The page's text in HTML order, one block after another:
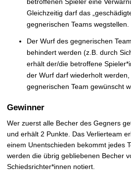
Gleichzeitig darf das
gegnerischen Teams wegstellen.
Der Wurf des gegnerischen
behindert werden (z.B. durch
erhält der/die betroffene
der Wurf darf wiederholt
gegnerischen Team gewünscht
Gewinner
Wer zuerst alle Becher des Gegners
und erhält 2 Punkte. Das Verlierteam
einem Unentschieden bekommt jedes
werden die übrig gebliebenen Becher
Schiedsrichter*innen notiert.